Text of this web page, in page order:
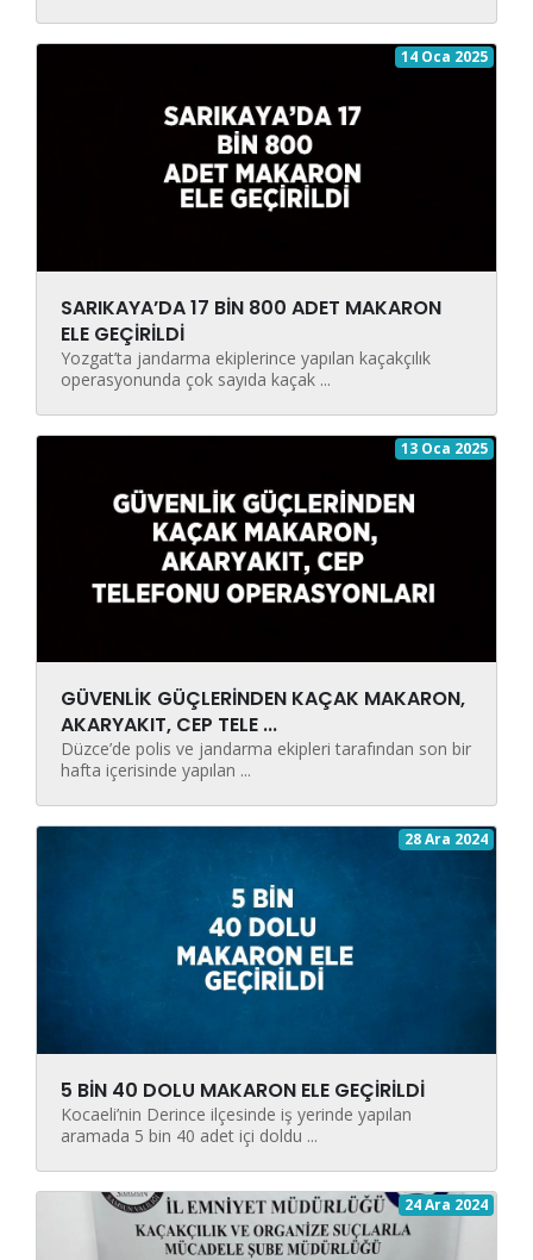
14 Oca 2025
SARIKAYA’DA 17 BİN 800 ADET MAKARON
ELE GEÇİRİLDİ
Yozgat’ta jandarma ekiplerince yapılan kaçakçılık
operasyonunda çok sayıda kaçak ...
13 Oca 2025
GÜVENLİK GÜÇLERİNDEN KAÇAK MAKARON,
AKARYAKIT, CEP TELE ...
Düzce’de polis ve jandarma ekipleri tarafından son bir
hafta içerisinde yapılan ...
28 Ara 2024
5 BİN 40 DOLU MAKARON ELE GEÇİRİLDİ
Kocaeli’nin Derince ilçesinde iş yerinde yapılan
aramada 5 bin 40 adet içi doldu ...
24 Ara 2024